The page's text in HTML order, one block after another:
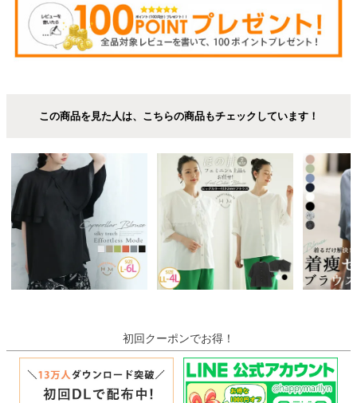
この商品を見た人は、こちらの商品もチェックしています！
初回クーポンでお得！